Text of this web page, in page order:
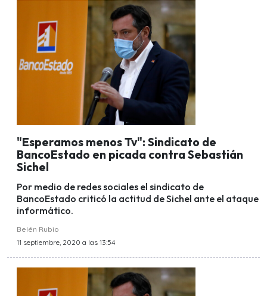
"Esperamos menos Tv": Sindicato de
BancoEstado en picada contra Sebastián
Sichel
Por medio de redes sociales el sindicato de
BancoEstado criticó la actitud de Sichel ante el ataque
informático.
Belén Rubio
11 septiembre, 2020 a las 13:54